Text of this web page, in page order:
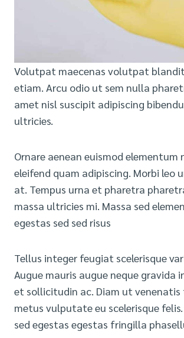
Volutpat maecenas volutpat
etiam. Arcu odio ut sem nulla
amet nisl suscipit adipiscing
ultricies.
Ornare aenean euismod elementum
eleifend quam adipiscing. Morbi leo
at. Tempus urna et pharetra
massa ultricies mi. Massa sed
egestas sed sed risus
Tellus integer feugiat scelerisque
Augue mauris augue neque gravida
et sollicitudin ac. Diam ut venenatis
metus vulputate eu scelerisque
sed egestas egestas fringilla